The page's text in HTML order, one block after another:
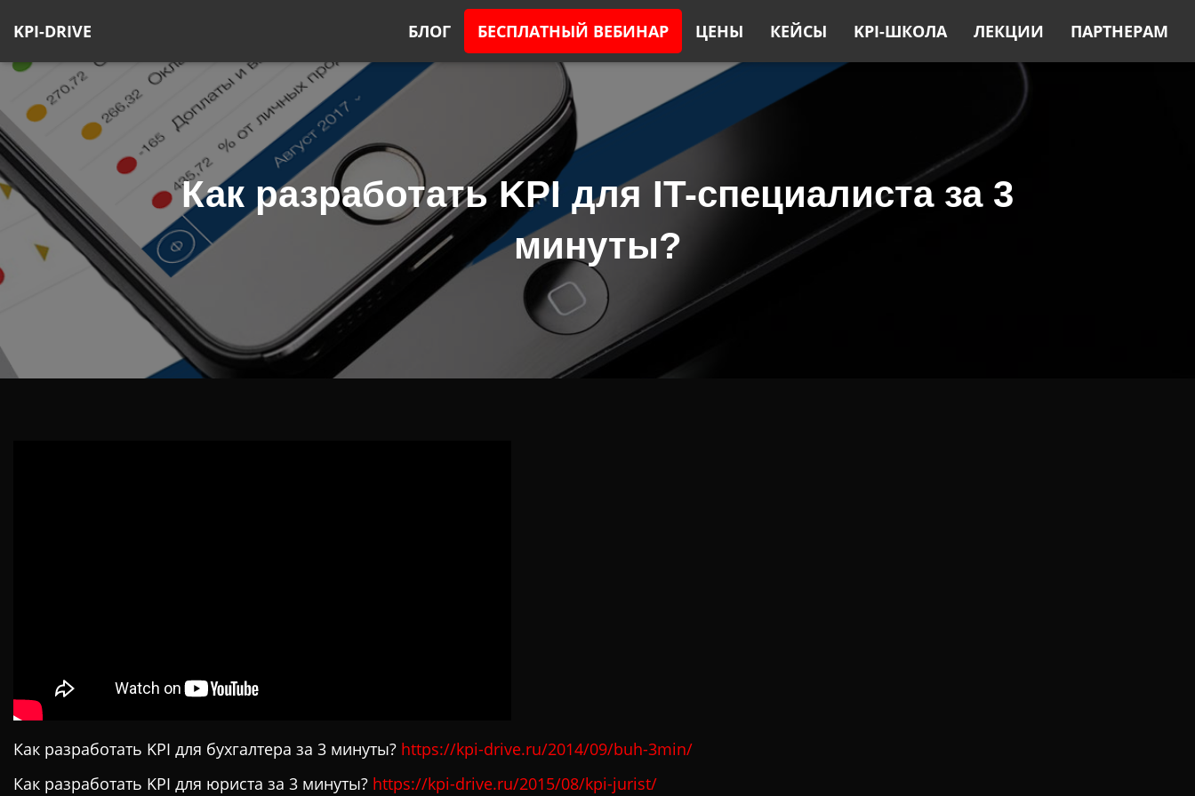
KPI-DRIVE БЛОГ БЕСПЛАТНЫЙ ВЕБИНАР ЦЕНЫ КЕЙСЫ KPI-ШКОЛА ЛЕКЦИИ ПАРТНЕРАМ
Как разработать KPI для IT-специалиста за 3
минуты?
Как разработать KPI для бухгалтера за 3 минуты? https://kpi-drive.ru/2014/09/buh-3min/
Как разработать KPI для юриста за 3 минуты? https://kpi-drive.ru/2015/08/kpi-jurist/